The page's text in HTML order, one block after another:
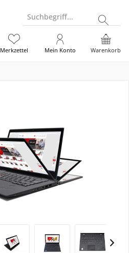
Suchbegriff...
Warenkorb
Merkzettel Mein Konto